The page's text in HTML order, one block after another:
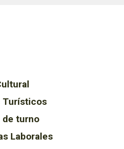
Turísticos
de turno
Laborales